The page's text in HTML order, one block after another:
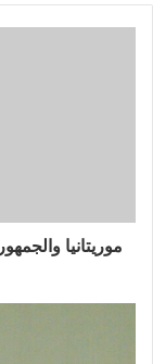
موريتانيا